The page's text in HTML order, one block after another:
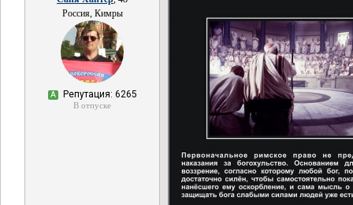
Россия, Кимры
А Репутация: 6265
В отпуске